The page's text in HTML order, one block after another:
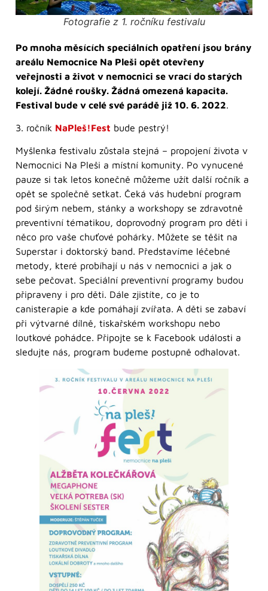
Fotografie z 1. ročníku festivalu
Po mnoha měsících speciálních opatření jsou brány
areálu Nemocnice Na Pleši opět otevřeny
veřejnosti a život v nemocnici se vrací do starých
kolejí. Žádné roušky. Žádná omezená kapacita.
Festival bude v celé své parádě již 10. 6. 2022.
3. ročník NaPleš!Fest bude pestrý!
Myšlenka festivalu zůstala stejná – propojení života v
Nemocnici Na Pleši a místní komunity. Po vynucené
pauze si tak letos konečně můžeme užít další ročník a
opět se společně setkat. Čeká vás hudební program
pod širým nebem, stánky a workshopy se zdravotně
preventivní tématikou, doprovodný program pro děti i
něco pro vaše chuťové pohárky. Můžete se těšit na
Superstar i doktorský band. Představíme léčebné
metody, které probíhají u nás v nemocnici a jak o
sebe pečovat. Speciální preventivní programy budou
připraveny i pro děti. Dále zjistíte, co je to
canisterapie a kde pomáhají zvířata. A děti se zabaví
při výtvarné dílně, tiskařském workshopu nebo
loutkové pohádce. Připojte se k Facebook události a
sledujte nás, program budeme postupně odhalovat.